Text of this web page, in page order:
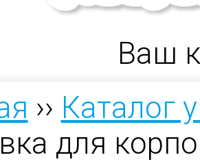
Ваш
›› Каталог
для